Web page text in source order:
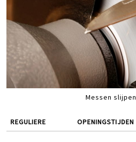
Messen slijpen
REGULIERE OPENINGSTIJDEN